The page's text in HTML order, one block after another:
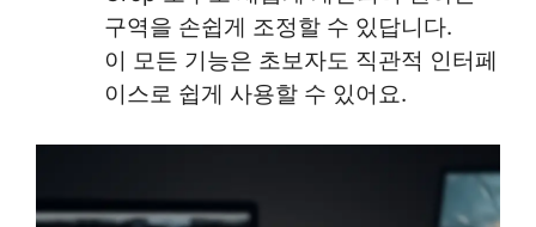
구역을 손쉽게 조정할 수 있답니다.
이 모든 기능은 초보자도 직관적 인터페
이스로 쉽게 사용할 수 있어요.